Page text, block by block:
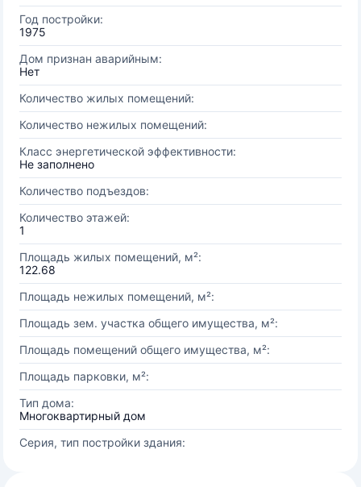
Год постройки:
1975
Дом признан аварийным:
Нет
Количество жилых помещений:
Количество нежилых помещений:
Класс энергетической эффективности:
Не заполнено
Количество подъездов:
Количество этажей:
1
Площадь жилых помещений, м²:
122.68
Площадь нежилых помещений, м²:
Площадь зем. участка общего имущества, м²:
Площадь помещений общего имущества, м²:
Площадь парковки, м²:
Тип дома:
Многоквартирный дом
Серия, тип постройки здания: